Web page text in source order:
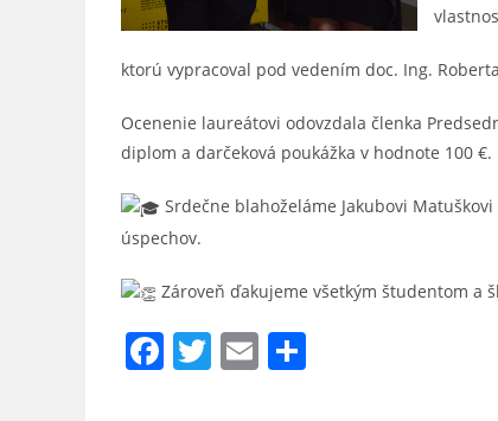
ktorú vypracoval pod vedením doc. Ing.
Ocenenie laureátovi odovzdala členka
diplom a darčeková poukážka v hodnote 100 €.
Srdečne blahoželáme Jakubovi
úspechov.
Zároveň ďakujeme všetkým študentom a
F T E